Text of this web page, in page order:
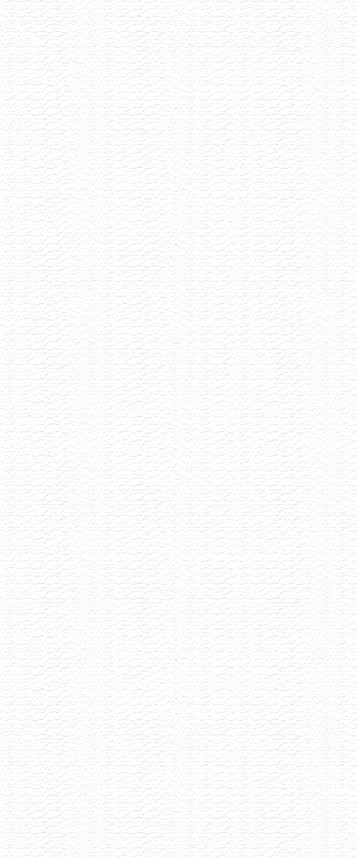
Akce již proběhla
Degustace šumivých vín
13.7.2026
Šumivé víno má mnoho tváří a my Vás zveme,
abyste s námi ochutnali 8 unikátních kousků
vyselektovaných napříč Evropou.
Letní Pétnaty
22.6.2026
Selekce pétnatů napříč styly i původem